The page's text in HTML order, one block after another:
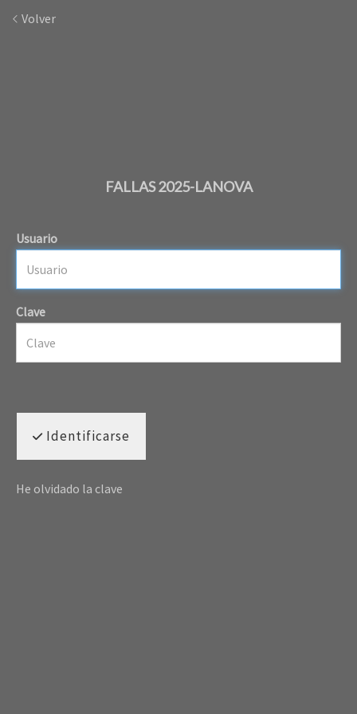
Volver
FALLAS 2025-LANOVA
Usuario
Clave
Identificarse
He olvidado la clave